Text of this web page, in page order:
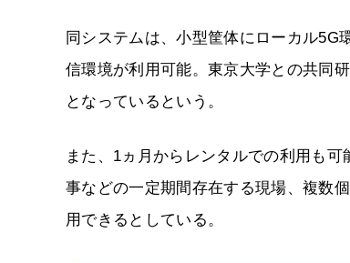
同システムは、小型筐体にローカル5G
信環境が利用可能。東京大学との共同
となっているという。
また、1ヵ月からレンタルでの利用も
事などの一定期間存在する現場、複数
用できるとしている。